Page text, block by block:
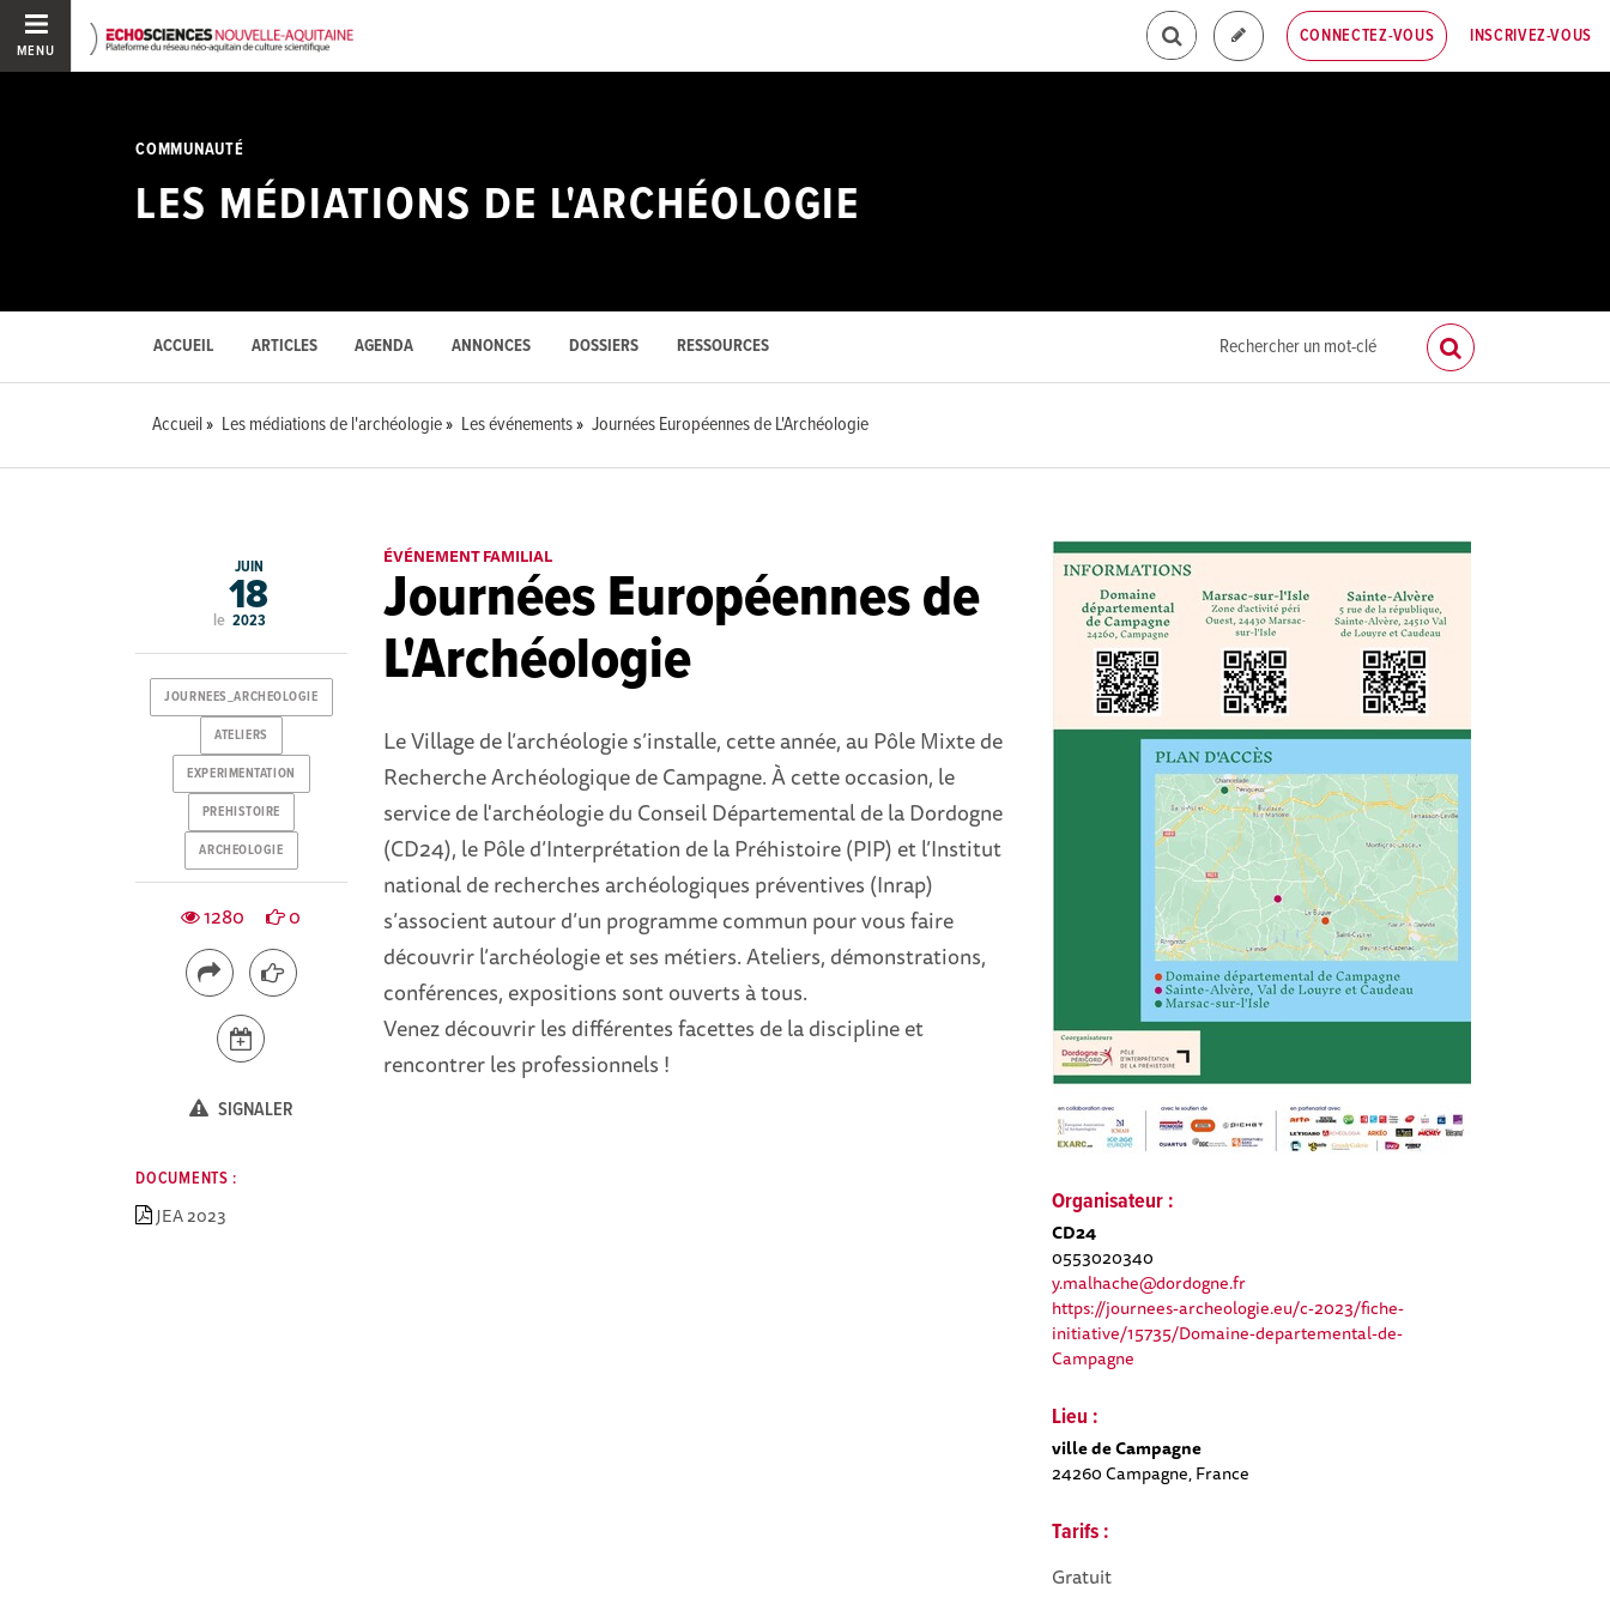
MENU
CONNECTEZ-VOUS INSCRIVEZ-VOUS
COMMUNAUTÉ
LES MÉDIATIONS DE L'ARCHÉOLOGIE
ACCUEIL ARTICLES AGENDA ANNONCES DOSSIERS RESSOURCES
Accueil Les médiations de l'archéologie Les événements Journées Européennes de L'Archéologie
ÉVÉNEMENT FAMILIAL
Journées Européennes de
L'Archéologie
Le Village de l’archéologie s’installe, cette année, au Pôle Mixte de
Recherche Archéologique de Campagne. À cette occasion, le
service de l'archéologie du Conseil Départemental de la Dordogne
(CD24), le Pôle d’Interprétation de la Préhistoire (PIP) et l’Institut
national de recherches archéologiques préventives (Inrap)
s’associent autour d’un programme commun pour vous faire
découvrir l’archéologie et ses métiers. Ateliers, démonstrations,
conférences, expositions sont ouverts à tous.
Venez découvrir les différentes facettes de la discipline et
rencontrer les professionnels !
Organisateur :
CD24
0553020340
y.malhache@dordogne.fr
https://journees-archeologie.eu/c-2023/fiche-
initiative/15735/Domaine-departemental-de-
Campagne
Lieu :
ville de Campagne
24260 Campagne, France
Tarifs :
Gratuit
le
JUIN
18
2023
JOURNEES_ARCHEOLOGIE
ATELIERS
EXPERIMENTATION
PREHISTOIRE
ARCHEOLOGIE
1280 0
SIGNALER
DOCUMENTS :
JEA 2023